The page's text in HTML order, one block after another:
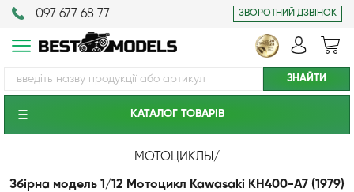
097 677 68 77 ЗВОРОТНИЙ ДЗВІНОК
КАТАЛОГ ТОВАРIВ
МОТОЦИКЛЫ /
Збірна модель 1/12 Мотоцикл Kawasaki KH400-A7 (1979)